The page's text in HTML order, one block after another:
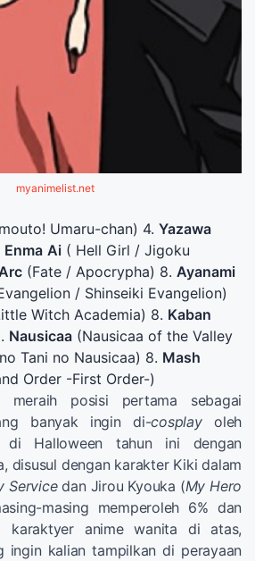
myanimelist.net
Umaru-chan) 4. Yazawa
Enma Ai ( Hell Girl / Jigoku
(Fate / Apocrypha) 8. Ayanami
/ Shinseiki Evangelion)
Witch Academia) 8. Kaban
Nausicaa (Nausicaa of the Valley
Tani no Nausicaa) 8. Mash
Order -First Order-)
meraih posisi pertama sebagai
banyak ingin di-cosplayoleh
Halloween tahun ini dengan
disusul dengan karakter Kiki dalam
Servicedan Jirou Kyouka (My Hero
masing memperoleh 6% dan
karaktyer anime wanita di atas,
ingin kalian tampilkan di perayaan